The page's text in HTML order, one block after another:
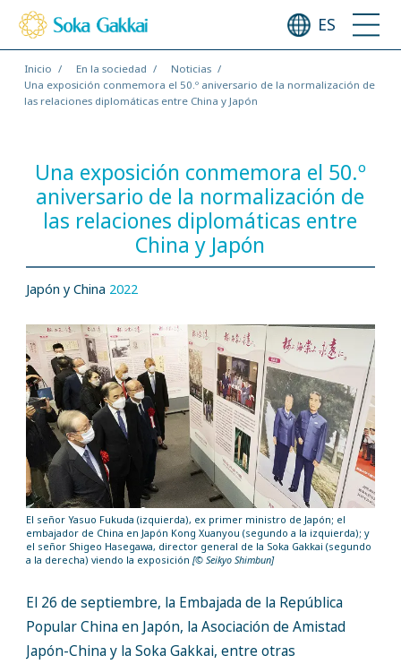
ES
Inicio En la sociedad
Noticias
Una exposición conmemora el 50.º aniversario de la normalización de
las relaciones diplomáticas entre China y Japón
Una exposición conmemora el 50.º
aniversario de la normalización de
las relaciones diplomáticas entre
China y Japón
Japón y China 2022
El señor Yasuo Fukuda (izquierda), ex primer ministro de Japón; el
embajador de China en Japón Kong Xuanyou (segundo a la izquierda); y
el señor Shigeo Hasegawa, director general de la Soka Gakkai (segundo
a la derecha) viendo la exposición [© Seikyo Shimbun]
El 26 de septiembre, la Embajada de la República
Popular China en Japón, la Asociación de Amistad
Japón-China y la Soka Gakkai, entre otras